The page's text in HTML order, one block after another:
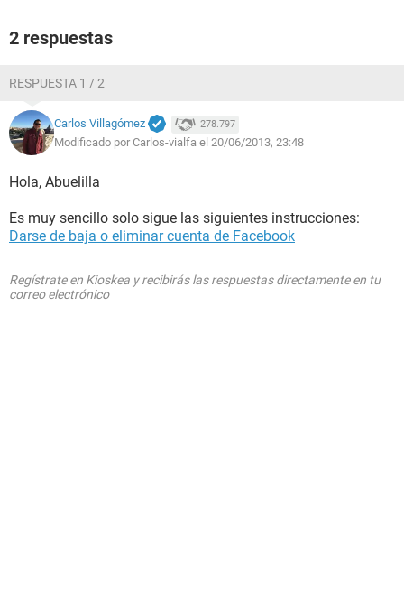
2 respuestas
RESPUESTA 1 / 2
Carlos Villagómez 278.797
Modificado por Carlos-vialfa el 20/06/2013, 23:48
Hola, Abuelilla
Es muy sencillo solo sigue las siguientes instrucciones:
Darse de baja o eliminar cuenta de Facebook
Regístrate en Kioskea y recibirás las respuestas directamente en tu
correo electrónico